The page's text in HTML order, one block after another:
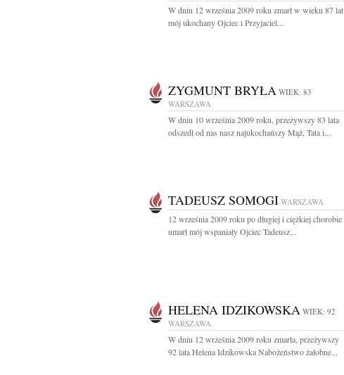
W dniu 12 września 2009 roku zmarł w wieku 87 lat
mój ukochany Ojciec i Przyjaciel...
ZYGMUNT BRYŁA WIEK: 83
WARSZAWA
W dniu 10 września 2009 roku, przeżywszy 83 lata
odszedł od nas nasz najukochańszy Mąż, Tata i...
TADEUSZ SOMOGI WARSZAWA
12 września 2009 roku po długiej i ciężkiej chorobie
umarł mój wspaniały Ojciec Tadeusz...
HELENA IDZIKOWSKA WIEK: 92
WARSZAWA
W dniu 12 września 2009 roku zmarła, przeżywszy
92 lata Helena Idzikowska Nabożeństwo żałobne...